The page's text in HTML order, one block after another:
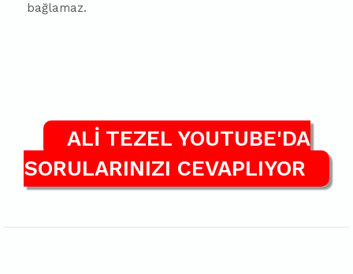
bağlamaz.
ALİ TEZEL YOUTUBE'DA
SORULARINIZI CEVAPLIYOR